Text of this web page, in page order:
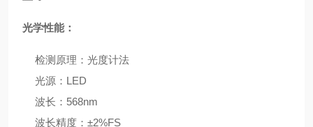
光学性能：
检测原理：光度计法
光源：LED
波长：568nm
波长精度：±2%FS